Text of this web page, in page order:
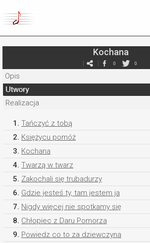
Kochana
0 0
Opis
Utwory
Realizacja
1. Tańczyć z tobą
2. Księżycu pomóż
3. Kochana
4. Twarzą w twarz
5. Zakochali się trubadurzy
6. Gdzie jesteś ty, tam jestem ja
7. Nigdy więcej nie spotkamy się
8. Chłopiec z Daru Pomorza
9. Powiedz co to za dziewczyna